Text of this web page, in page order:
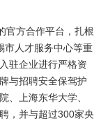
方合作平台，扎根
市人才服务中心等重
驻企业进行严格资
与招聘安全保驾护
、上海东华大学、
，并与超过300家央